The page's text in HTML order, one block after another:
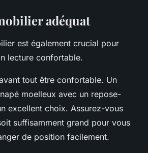
adéquat
est également crucial pour
lecture confortable.
tout être confortable. Un
moelleux avec un repose-
excellent choix. Assurez-vous
suffisamment grand pour vous
de position facilement.